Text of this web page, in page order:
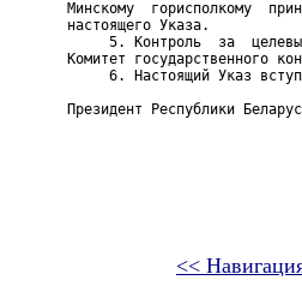
Минскому  горисполкому
настоящего Указа.
5. Контроль  за
Комитет государственного
6. Настоящий Указ
Президент Республики
<<